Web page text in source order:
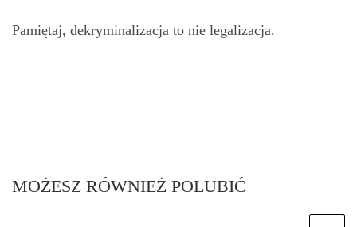
Pamiętaj, dekryminalizacja to nie legalizacja.
MOŻESZ RÓWNIEŻ POLUBIĆ